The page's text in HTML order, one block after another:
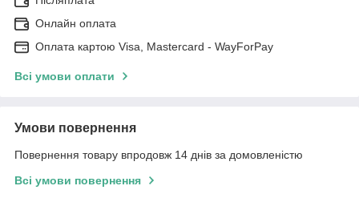
Онлайн оплата
Оплата картою Visa, Mastercard - WayForPay
Всі умови оплати
Умови повернення
Повернення товару впродовж 14 днів за домовленістю
Всі умови повернення